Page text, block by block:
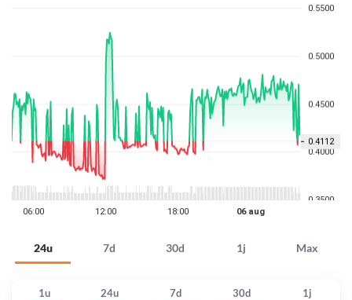
24u 7d 30d 1j Max
1u 24u 7d 30d
1j